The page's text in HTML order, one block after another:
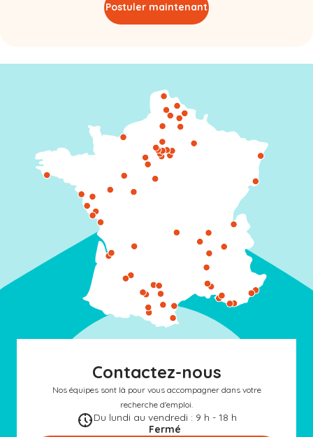
Postuler maintenant
Contactez-nous
Nos équipes sont là pour vous accompagner dans votre
recherche d'emploi.
Du lundi au vendredi : 9 h - 18 h
Fermé